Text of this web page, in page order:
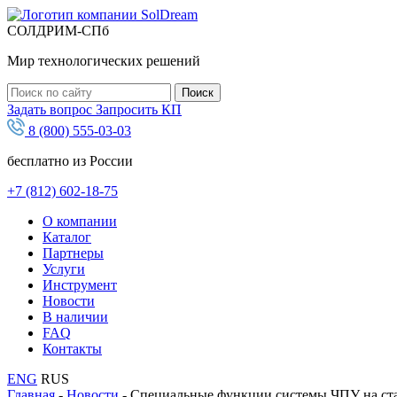
СОЛДРИМ-СПб
Мир технологических решений
Задать вопрос Запросить КП
8 (800) 555-03-03
бесплатно из России
+7 (812) 602-18-75
O компании
Каталог
Партнеры
Услуги
Инструмент
Новости
В наличии
FAQ
Контакты
ENG RUS